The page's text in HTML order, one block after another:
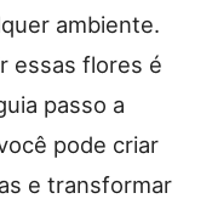
ambiente.
essas flores é
passo a
pode criar
e transformar